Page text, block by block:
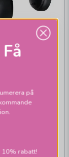
svart
på
10% rabatt!